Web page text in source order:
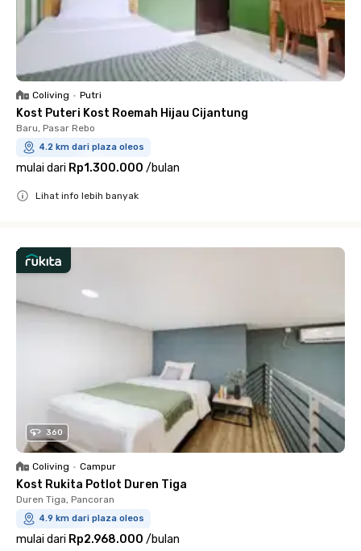
Coliving • Putri
Kost Puteri Kost Roemah Hijau Cijantung
Baru, Pasar Rebo
4.2 km dari plaza oleos
mulai dari Rp1.300.000 /bulan
Lihat info lebih banyak
360
Coliving • Campur
Kost Rukita Potlot Duren Tiga
Duren Tiga, Pancoran
4.9 km dari plaza oleos
mulai dari Rp2.968.000 /bulan